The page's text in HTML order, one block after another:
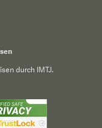
durch IMTJ.